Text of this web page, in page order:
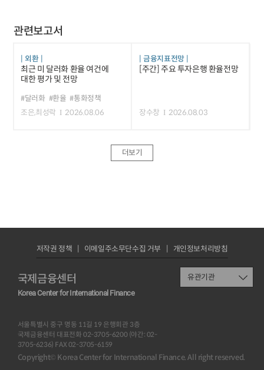
관련보고서
외환
최근 미 달러화 환율 여건에
대한 평가 및 전망
#달러화 #환율 #통화정책
조은,최성락
2026.08.06
금융지표전망
[주간] 주요 투자은행 환율전망
장수창 2026.08.03
더보기
국제금융센터
Korea Center for International Finance
서울특별시 중구 명동 11길 19 은행회관 3층
국제금융센터 대표전화 02-3705-6200 (야간: 02-
3705-6236) FAX 02-3705-6159
Copyright© Korea Center for International Finance. All right reserved.
저작권 정책 이메일주소무단수집 거부 개인정보처리방침
유관기관